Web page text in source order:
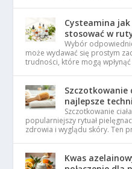
Cysteamina
stosować w
Wybór
może wydawać się prostym
trudności, które mogą
Szczotkowanie
najlepsze
Szczotkowanie
popularniejszy rytuał
zdrowia i wyglądu skóry. Ten
Kwas